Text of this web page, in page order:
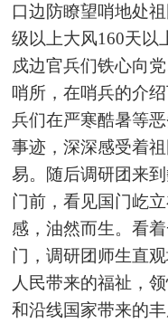
口边防瞭望哨地处
级以上大风160天以
戍边官兵们铁心向
哨所，在哨兵的介
兵们在严寒酷暑等
事迹，深深感受着
易。随后调研团来
门前，看见国门屹
感，油然而生。看
门，调研团师生直
人民带来的福祉，
和沿线国家带来的丰